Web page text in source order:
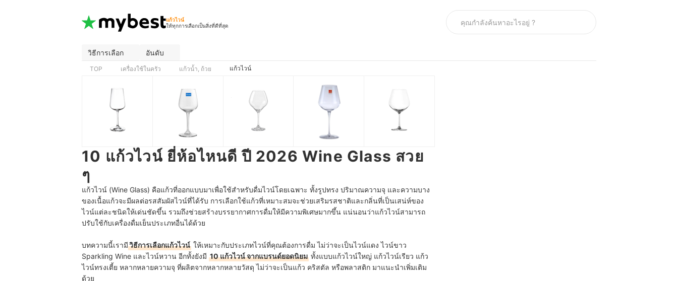
แก้วไวน์
ให้ทุกการเลือกเป็นสิ่งที่ดีที่สุด
วิธีการเลือก อันดับ
TOP เครื่องใช้ในครัว แก้วน้ำ, ถ้วย แก้วไวน์
10 แก้วไวน์ ยี่ห้อไหนดี ปี 2026 Wine Glass สวย
ๆ
แก้วไวน์ (Wine Glass) คือแก้วที่ออกแบบมาเพื่อใช้สำหรับดื่มไวน์โดยเฉพาะ ทั้งรูปทรง ปริมาณความจุ และความบาง
ของเนื้อแก้วจะมีผลต่อรสสัมผัสไวน์ที่ได้รับ การเลือกใช้แก้วที่เหมาะสมจะช่วยเสริมรสชาติและกลิ่นที่เป็นเสน่ห์ของ
ไวน์แต่ละชนิดให้เด่นชัดขึ้น รวมถึงช่วยสร้างบรรยากาศการดื่มให้มีความพิเศษมากขึ้น แน่นอนว่าแก้วไวน์สามารถ
ปรับใช้กับเครื่องดื่มเย็นประเภทอื่นได้ด้วย
บทความนี้เรามีวิธีการเลือกแก้วไวน์ ให้เหมาะกับประเภทไวน์ที่คุณต้องการดื่ม ไม่ว่าจะเป็นไวน์แดง ไวน์ขาว
Sparkling Wine และไวน์หวาน อีกทั้งยังมี 10 แก้วไวน์ จากแบรนด์ยอดนิยม ทั้งแบบแก้วไวน์ใหญ่ แก้วไวน์เรียว แก้ว
ไวน์ทรงเตี้ย หลากหลายความจุ ที่ผลิตจากหลากหลายวัสดุ ไม่ว่าจะเป็นแก้ว คริสตัล หรือพลาสติก มาแนะนำเพิ่มเติม
ด้วย